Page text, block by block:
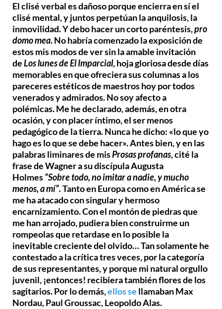
El clisé verbal es dañoso porque encierra en sí el
clisé mental, y juntos perpetúan la anquilosis, la
inmovilidad. Y debo hacer un corto paréntesis,pro
domo mea. No habría comenzado la exposición de
estos mis modos de ver sin la amable invitación
deLos lunes de El Imparcial, hoja gloriosa desde días
memorables en que ofreciera sus columnas a los
pareceres estéticos de maestros hoy por todos
venerados y admirados. No soy afecto a
polémicas. Me he declarado, además, en otra
ocasión, y con placer íntimo, el ser menos
pedagógico de la tierra. Nunca he dicho: «lo que yo
hago es lo que se debe hacer». Antes bien, y en las
palabras liminares de misProsas profanas, cité la
frase de Wagner a su discípula Augusta
Holmes“Sobre todo, no imitar a nadie, y mucho
menos, a mí”.Tanto en Europa como en América se
me ha atacado con singular y hermoso
encarnizamiento. Con el montón de piedras que
me han arrojado, pudiera bien construirme un
rompeolas que retardase en lo posible la
inevitable creciente del olvido… Tan solamente he
contestado a la crítica tres veces, por la categoría
de sus representantes, y porque mi natural orgullo
juvenil, ¡entonces! recibiera también flores de los
sagitarios. Por lo demás,ellos se llamaban Max
Nordau, Paul Groussac, Leopoldo Alas.